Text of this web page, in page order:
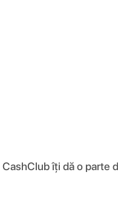
îți dă o parte